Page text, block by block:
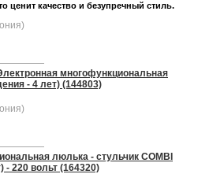
ценит качество и безупречный стиль.
многофункциональная
- 4 лет) (144803)
люлька - стульчик COMBI
- 220 вольт (164320)